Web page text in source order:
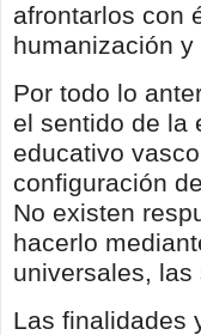
afrontarlos con
humanización
Por todo lo
el sentido de la
educativo
configuración
No existen
hacerlo
universales, las
Las finalidades